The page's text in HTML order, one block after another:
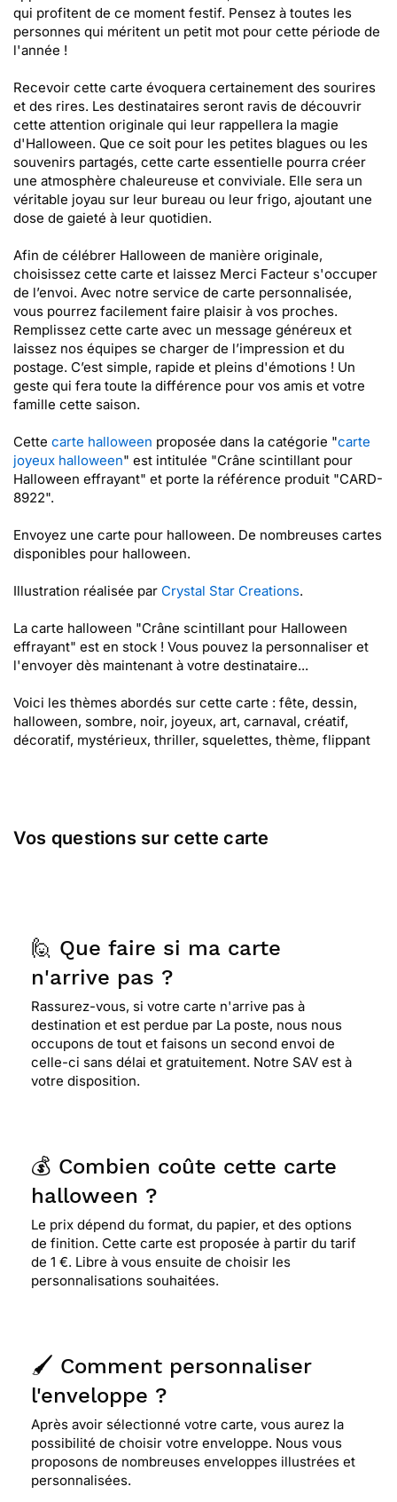
qui profitent de ce moment festif. Pensez à toutes les
personnes qui méritent un petit mot pour cette période de
l'année !
Recevoir cette carte évoquera certainement des sourires
et des rires. Les destinataires seront ravis de découvrir
cette attention originale qui leur rappellera la magie
d'Halloween. Que ce soit pour les petites blagues ou les
souvenirs partagés, cette carte essentielle pourra créer
une atmosphère chaleureuse et conviviale. Elle sera un
véritable joyau sur leur bureau ou leur frigo, ajoutant une
dose de gaieté à leur quotidien.
Afin de célébrer Halloween de manière originale,
choisissez cette carte et laissez Merci Facteur s'occuper
de l’envoi. Avec notre service de carte personnalisée,
vous pourrez facilement faire plaisir à vos proches.
Remplissez cette carte avec un message généreux et
laissez nos équipes se charger de l’impression et du
postage. C’est simple, rapide et pleins d'émotions ! Un
geste qui fera toute la différence pour vos amis et votre
famille cette saison.
Cette carte halloween proposée dans la catégorie "carte
joyeux halloween" est intitulée "Crâne scintillant pour
Halloween effrayant" et porte la référence produit "CARD-
8922".
Envoyez une carte pour halloween. De nombreuses cartes
disponibles pour halloween.
Illustration réalisée par Crystal Star Creations.
La carte halloween "Crâne scintillant pour Halloween
effrayant" est en stock ! Vous pouvez la personnaliser et
l'envoyer dès maintenant à votre destinataire...
Voici les thèmes abordés sur cette carte : fête, dessin,
halloween, sombre, noir, joyeux, art, carnaval, créatif,
décoratif, mystérieux, thriller, squelettes, thème, flippant
Vos questions sur cette carte
🙋 Que faire si ma carte
n'arrive pas ?
Rassurez-vous, si votre carte n'arrive pas à
destination et est perdue par La poste, nous nous
occupons de tout et faisons un second envoi de
celle-ci sans délai et gratuitement. Notre SAV est à
votre disposition.
💰 Combien coûte cette carte
halloween ?
Le prix dépend du format, du papier, et des options
de finition. Cette carte est proposée à partir du tarif
de 1 €. Libre à vous ensuite de choisir les
personnalisations souhaitées.
🖌️ Comment personnaliser
l'enveloppe ?
Après avoir sélectionné votre carte, vous aurez la
possibilité de choisir votre enveloppe. Nous vous
proposons de nombreuses enveloppes illustrées et
personnalisées.